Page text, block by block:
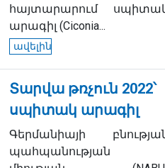
հայտարարում
արագիլ (Ciconia...
ավելին
Տարվա թռչուն 2022՝
սպիտակ արագիլ
Գերմանիայի
պահպանության